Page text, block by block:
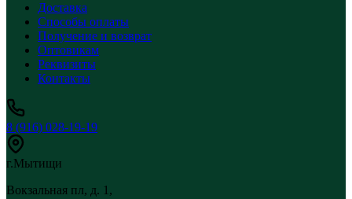
Доставка
Способы оплаты
Получение и возврат
Оптовикам
Реквизиты
Контакты
8 (916) 028-19-19
г.Мытищи
Вокзальная пл, д. 1,